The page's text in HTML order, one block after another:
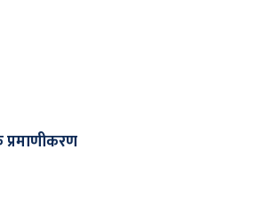
प्रमाणीकरण